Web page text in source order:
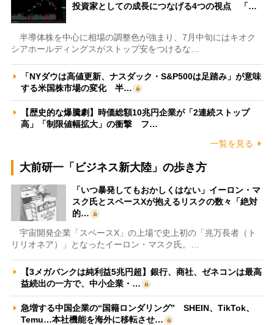
投資家としての成長につなげる4つの視点 「…
半導体株を中心に相場の調整色が強まり、7月中旬にはキオク
シアホールディングスがストップ安をつけるな…
「NYダウは高値更新、ナスダック・S&P500は足踏み」が意味
する米国株市場の変化 半…
【歴史的な爆騰劇】時価総額10兆円企業が「2連続ストップ
高」「制限値幅拡大」の衝撃 フ…
一覧を見る
大前研一「ビジネス新大陸」の歩き方
「いつ暴発してもおかしくはない」イーロン・マ
スク氏とスペースXが抱えるリスクの数々「絶対
的…
宇宙開発企業「スペースX」の上場で史上初の「兆万長者（ト
リリオネア）」となったイーロン・マスク氏。…
【3メガバンクは純利益5兆円超】銀行、商社、ゼネコンは最高
益続出の一方で、中小企業・…
急増する中国企業の“国籍ロンダリング” SHEIN、TikTok、
Temu…本社機能を海外に移転させ…